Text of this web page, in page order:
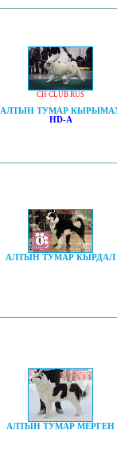
CH CLUB RUS
АЛТЫН ТУМАР
HD-A
АЛТЫН ТУМАР КЫРДАЛ
АЛТЫН ТУМАР МЕРГЕН